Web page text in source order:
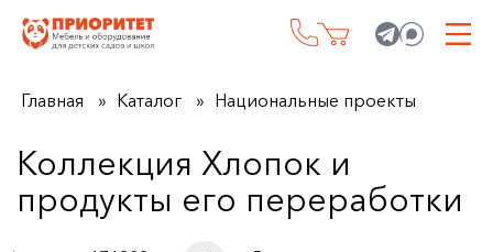
Главная Каталог Национальные проекты
Коллекция Хлопок и
продукты его переработки